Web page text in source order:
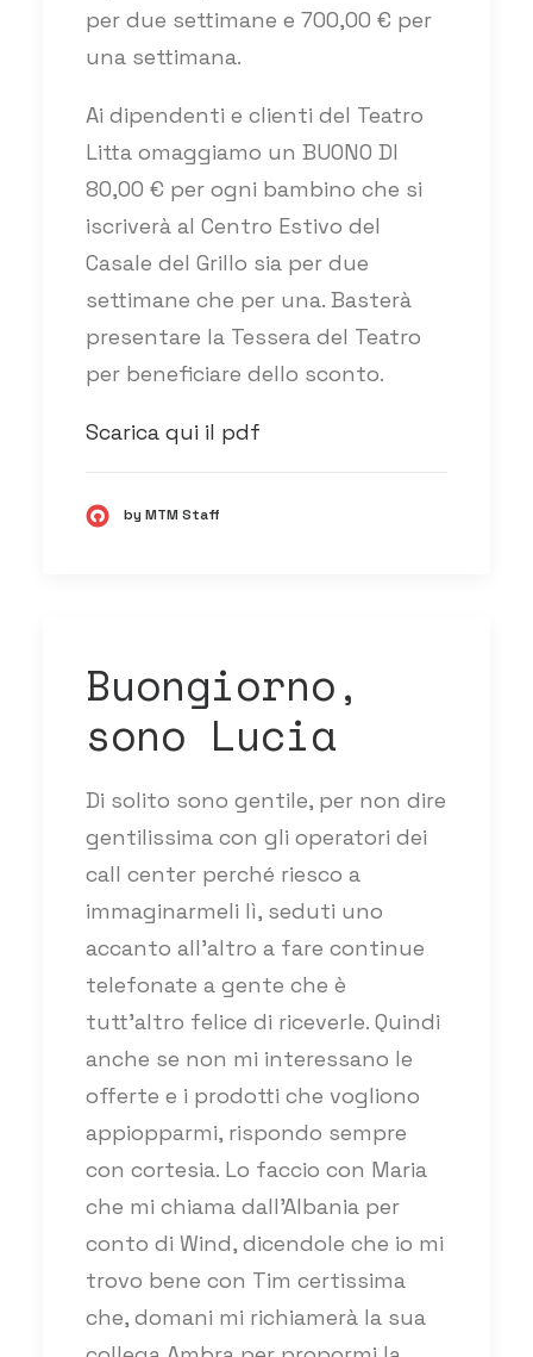
per due settimane e 700,00 € per
una settimana.
Ai dipendenti e clienti del Teatro
Litta omaggiamo un BUONO DI
80,00 € per ogni bambino che si
iscriverà al Centro Estivo del
Casale del Grillo sia per due
settimane che per una. Basterà
presentare la Tessera del Teatro
per beneficiare dello sconto.
Scarica qui il pdf
by MTM Staff
Buongiorno,
sono Lucia
Di solito sono gentile, per non dire
gentilissima con gli operatori dei
call center perché riesco a
immaginarmeli lì, seduti uno
accanto all’altro a fare continue
telefonate a gente che è
tutt’altro felice di riceverle. Quindi
anche se non mi interessano le
offerte e i prodotti che vogliono
appiopparmi, rispondo sempre
con cortesia. Lo faccio con Maria
che mi chiama dall’Albania per
conto di Wind, dicendole che io mi
trovo bene con Tim certissima
che, domani mi richiamerà la sua